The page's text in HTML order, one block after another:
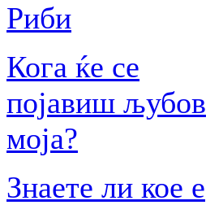
Риби
Кога ќе се
појавиш љубов
моја?
Знаете ли кое е